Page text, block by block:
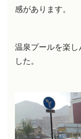
感があります。
温泉プールを楽し
した。